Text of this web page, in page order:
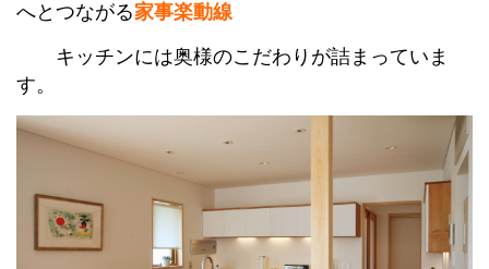
へとつながる家事楽動線
キッチンには奥様のこだわりが詰まっていま
す。